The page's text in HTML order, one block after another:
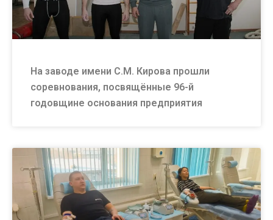
На заводе имени С.М. Кирова прошли
соревнования, посвящённые 96-й
годовщине основания предприятия